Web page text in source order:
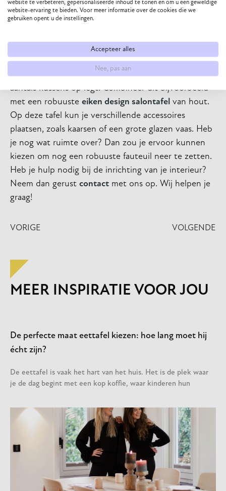
Wil je een gezellige, knusse, maar ook rustige
juiste stijl voor zowel een kleine als grote
woonkamer. Je kunt een grote bank neerzetten met
afgeronde leuningen, waarbij je een dekentje en een
aantals kussens op legt. Combineer dit bijvoorbeeld
met een robuuste eiken design salontafel van hout.
Op deze tafel kun je verschillende accessoires
plaatsen, zoals kaarsen of een grote glazen vaas. Heb
je nog wat ruimte over? Dan zou je ervoor kunnen
kiezen om nog een robuuste fauteuil neer te zetten.
Heb je hulp nodig bij de inrichting van je interieur?
Neem dan gerust contact met ons op. Wij helpen je
graag!
VORIGE VOLGENDE
MEER INSPIRATIE VOOR JOU
De perfecte maat eettafel kiezen: hoe lang moet hij
écht zijn?
De eettafel is vaak het hart van het huis. Het is de plek waar
je de dag begint met een kop koffie, waar kinderen hun
website te verbeteren, gepersonaliseerde inhoud te tonen en om u een geweldige
website-ervaring te bieden. Voor meer informatie over de cookies die we
gebruiken opent u de instellingen.
Accepteer alles
Nee, pas aan